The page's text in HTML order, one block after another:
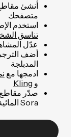
متصفحك
استخدم
تناسق
عدّل
أضف
المدبلجة
ادمجها مع
و Kling
صدّر مقاطع
Sora المائية